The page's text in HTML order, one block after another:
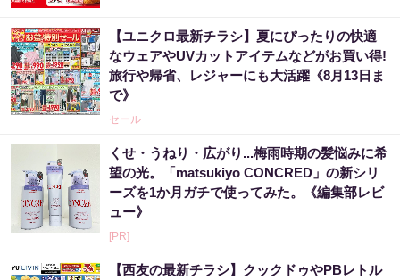
【ユニクロ最新チラシ】夏にぴったりの快適
なウェアやUVカットアイテムなどがお買い得!
旅行や帰省、レジャーにも大活躍《8月13日ま
で》
セール
くせ・うねり・広がり...梅雨時期の髪悩みに希
望の光。「matsukiyo CONCRED」の新シリ
ーズを1か月ガチで使ってみた。《編集部レビ
ュー》
[PR]
【西友の最新チラシ】クックドゥやPBレトル